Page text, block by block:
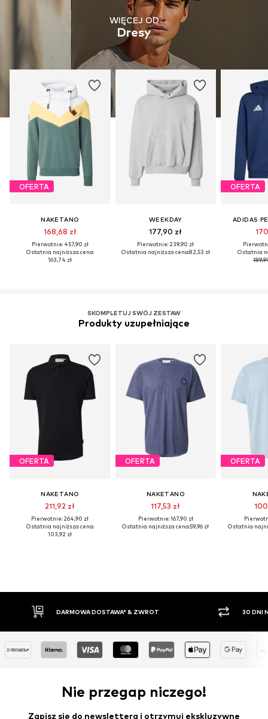
WIĘCEJ OD
Dresy
OFERTA
NAKETANO
168,68 zł
Pierwotnie: 457,90 zł
Ostatnia najniższa cena:
163,74 zł
WEEKDAY
177,90 zł
Pierwotnie: 239,90 zł
Ostatnia najniższa cena:82,53 zł
OFERTA
ADIDAS
Ostatnia
SKOMPLETUJ SWÓJ ZESTAW
Produkty uzupełniające
OFERTA
NAKETANO
211,92 zł
Pierwotnie: 264,90 zł
Ostatnia najniższa cena:
103,92 zł
OFERTA
NAKETANO
117,53 zł
Pierwotnie: 167,90 zł
Ostatnia najniższa cena:59,96 zł
OFERTA
Ostatnia
30 DNI NA ZWROT TOWARU
Nie przegap niczego!
Zapisz się do newslettera i otrzymuj ekskluzywne